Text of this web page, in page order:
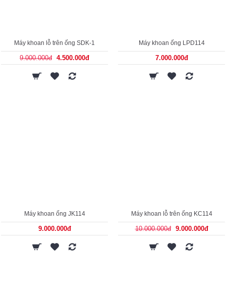
Máy khoan lỗ trên ống SDK-1
9.000.000đ 4.500.000đ
Máy khoan ống LPD114
7.000.000đ
Máy khoan ống JK114
9.000.000đ
Máy khoan lỗ trên ống KC114
10.000.000đ 9.000.000đ